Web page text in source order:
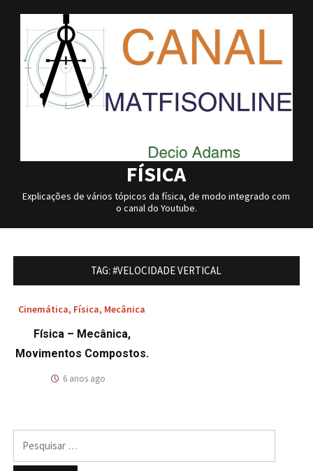
to
content
FÍSICA
Explicações de vários tópicos da física, de modo integrado com
o canal do Youtube.
TAG:#VELOCIDADE VERTICAL
Cinemática, Física, Mecânica
Física – Mecânica,
Movimentos Compostos.
6 anos ago